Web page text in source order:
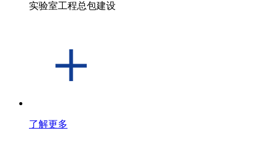
实验室工程总包建设
了解更多